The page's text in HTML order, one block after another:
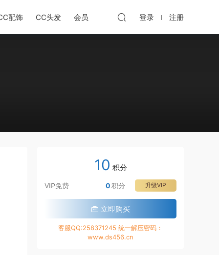
配饰 CC头发 会员 登录 注册
10 积分
VIP免费 升级VIP
0积分
立即购买
客服QQ:258371245 统一解压密码：
www.ds456.cn